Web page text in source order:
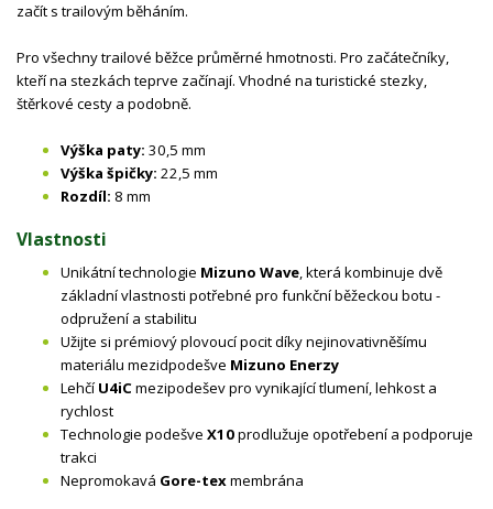
začít s trailovým běháním.
Pro všechny trailové běžce průměrné hmotnosti. Pro začátečníky,
kteří na stezkách teprve začínají. Vhodné na turistické stezky,
štěrkové cesty a podobně.
Výška paty: 30,5 mm
Výška špičky: 22,5 mm
Rozdíl: 8 mm
Vlastnosti
Unikátní technologie Mizuno Wave , která kombinuje dvě
základní vlastnosti potřebné pro funkční běžeckou botu -
odpružení a stabilitu
Užijte si prémiový plovoucí pocit díky nejinovativněšímu
materiálu mezidpodešve Mizuno Enerzy
Lehčí U4iCmezipodešev pro vynikající tlumení, lehkost a
rychlost
Technologie podešve X10prodlužuje opotřebení a podporuje
trakci
Nepromokavá Gore-texmembrána